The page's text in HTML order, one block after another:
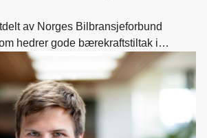
av Norges Bilbransjeforbund
hedrer gode bærekraftstiltak i
Sulland tildelt prisen, noe
Leif Gunnar Rørvik, er stolt over.